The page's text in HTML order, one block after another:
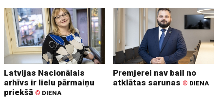
Latvijas Nacionālais
arhīvs ir lielu pārmaiņu
priekšā © DIENA
Premjerei nav bail no
atklātas sarunas © DIENA